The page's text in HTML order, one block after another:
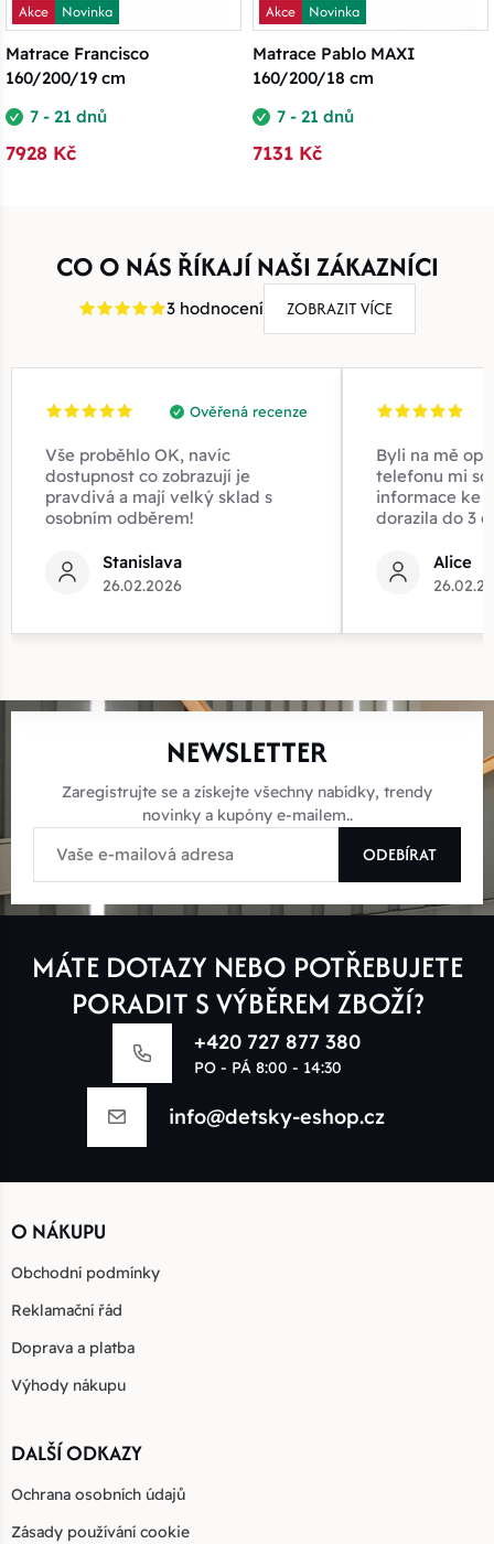
Akce
Novinka
Matrace Francisco
160/200/19 cm
7 - 21 dnů
7928 Kč
Akce
Novinka
Matrace Pablo MAXI
160/200/18 cm
7 - 21 dnů
7131 Kč
CO O NÁS ŘÍKAJÍ NAŠI ZÁKAZNÍCI
3 hodnocení ZOBRAZIT VÍCE
Ověřená recenze
Vše proběhlo OK, navíc
dostupnost co zobrazují je
pravdivá a mají velký sklad s
osobním odběrem!
Stanislava
26.02.2026
Byli na mě
telefonu mi
informace ke
dorazila do 3
Alice
NEWSLETTER
Zaregistrujte se a získejte všechny nabídky, trendy
novinky a kupóny e-mailem..
ODEBÍRAT
MÁTE DOTAZY NEBO POTŘEBUJETE
PORADIT S VÝBĚREM ZBOŽÍ?
+420 727 877 380
PO - PÁ 8:00 - 14:30
info@detsky-eshop.cz
O NÁKUPU
Obchodní podmínky
Reklamační řád
Doprava a platba
Výhody nákupu
DALŠÍ ODKAZY
Ochrana osobních údajů
Zásady používání cookie